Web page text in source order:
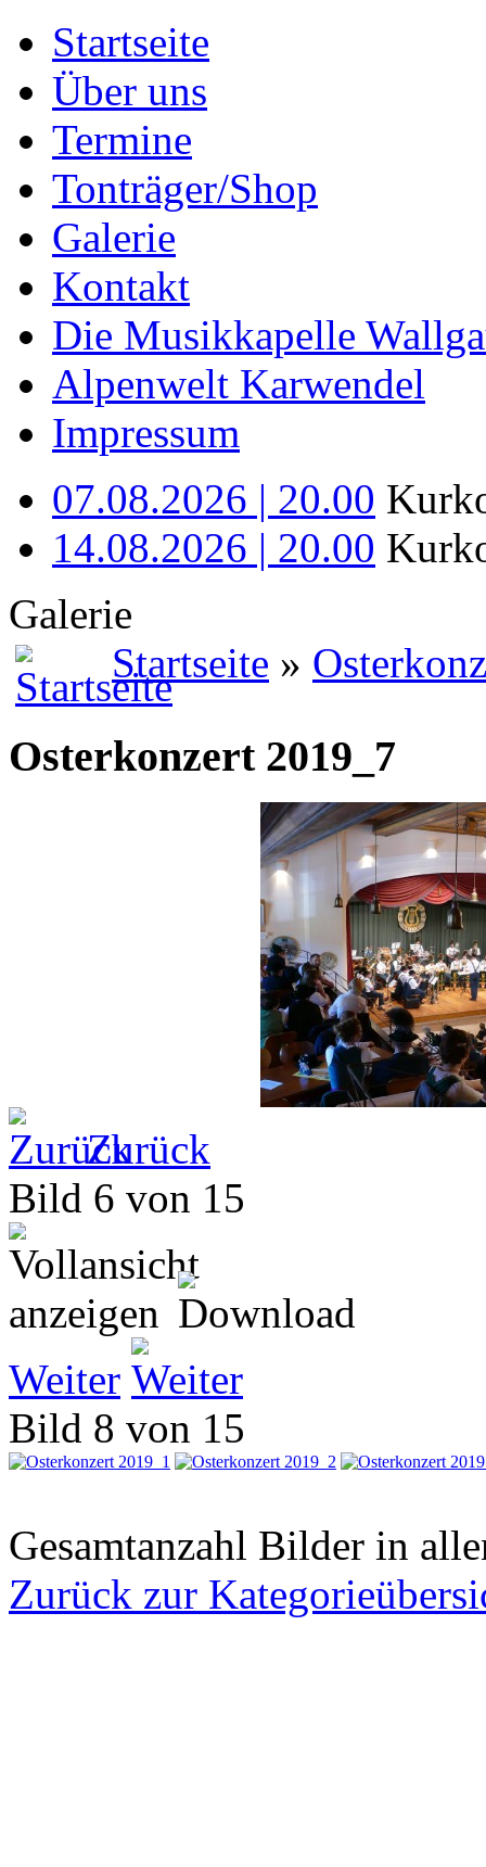
Startseite
Über uns
Termine
Tonträger/Shop
Galerie
Kontakt
Die Musikkapelle
Alpenwelt Karwendel
Impressum
07.08.2026 | 20.00
14.08.2026 | 20.00
Galerie
Startseite »
Osterkonzert 2019_7
Zurück
Bild 6 von 15
Weiter
Bild 8 von 15
Gesamtanzahl Bilder in
Zurück zur